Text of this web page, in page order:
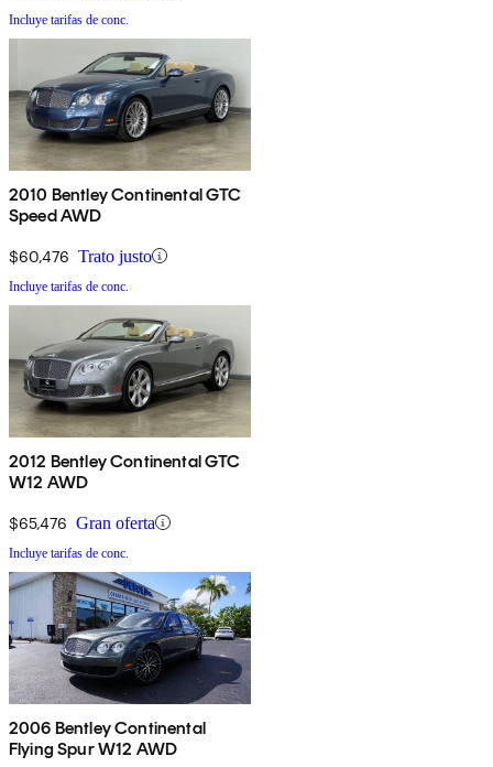
Incluye tarifas de conc.
2010 Bentley Continental GTC
Speed AWD
$60,476 Trato justo
Incluye tarifas de conc.
2012 Bentley Continental GTC
W12 AWD
$65,476 Gran oferta
Incluye tarifas de conc.
2006 Bentley Continental
Flying Spur W12 AWD